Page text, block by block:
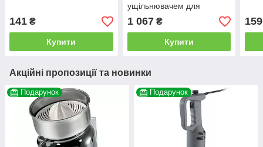
141 ₴
Купити
ущільнювачем для
гастроємностей
1 067₴
Купити
159
Акційні пропозиції та новинки
Подарунок Подарунок